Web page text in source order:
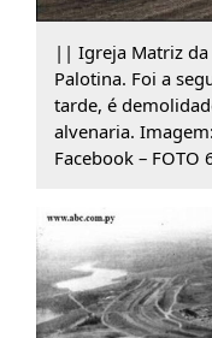
|| Igreja Matriz da
Palotina. Foi a
tarde, é
alvenaria.
Facebook – FOTO